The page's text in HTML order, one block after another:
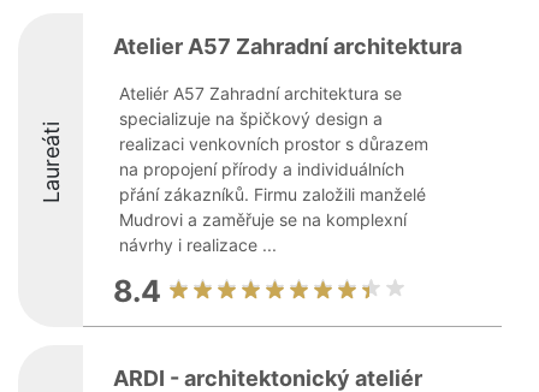
Laureáti
Atelier A57 Zahradní architektura
Ateliér A57 Zahradní architektura se
specializuje na špičkový design a
realizaci venkovních prostor s důrazem
na propojení přírody a individuálních
přání zákazníků. Firmu založili manželé
Mudrovi a zaměřuje se na komplexní
návrhy i realizace ...
8.4
ARDI - architektonický ateliér